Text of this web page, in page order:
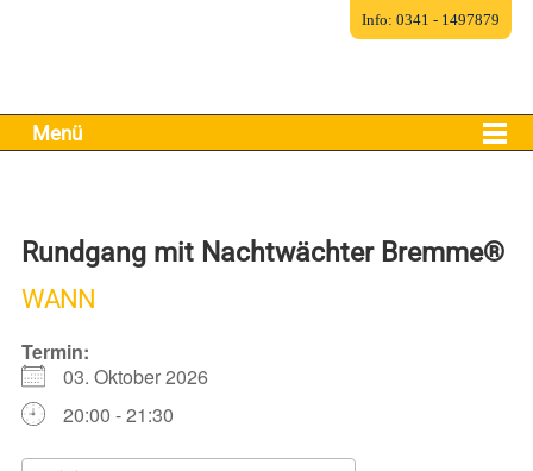
Menü
Rundgang mit Nachtwächter Bremme®
WANN
Termin:
03. Oktober 2026
20:00 - 21:30
Info: 0341 - 1497879